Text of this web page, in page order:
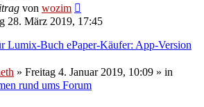
von wozim
28. März 2019, 17:45
Lumix-Buch ePaper-Käufer: App-Version
» Freitag 4. Januar 2019, 10:09 » in
rund ums Forum